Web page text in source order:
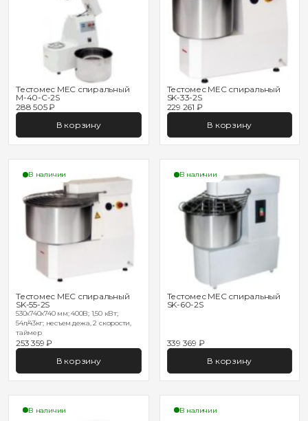
Тестомес MEC спиральный
M-40-C-2S
288 505 ₽
В корзину
Тестомес MEC спиральный
SK-33-2S
229 261 ₽
В корзину
В наличии
Тестомес MEC спиральный
SK-55-2S
530х740х740 мм; 400В; 1,50 кВт;
54л/43кг; несъем.дежа, 2 скорости,
таймер
253 359 ₽
В корзину
В наличии
Тестомес MEC спиральный
SK-60-2S
339 369 ₽
В корзину
В наличии В наличии